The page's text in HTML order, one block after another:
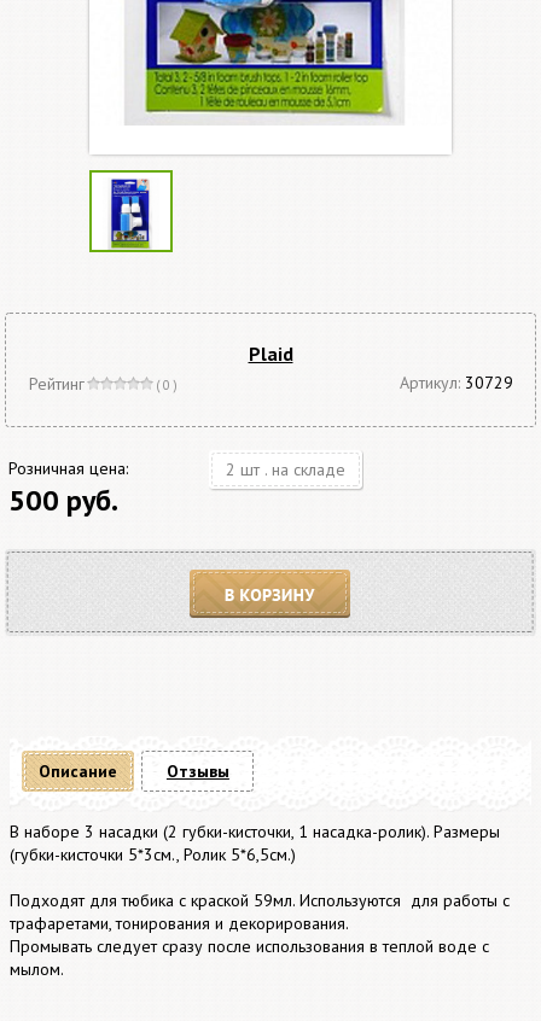
Plaid
Рейтинг ( 0 ) Артикул: 30729
Розничная цена:
500 руб.
2 шт . на складе
В корзину
Описание
В наборе 3 насадки (2 губки-кисточки, 1 насадка-ролик). Размеры
(губки-кисточки 5*3см., Ролик 5*6,5см.)
Подходят для тюбика с краской 59мл. Используются для работы с
трафаретами, тонирования и декорирования.
Промывать следует сразу после использования в теплой воде с
мылом.
Отзывы